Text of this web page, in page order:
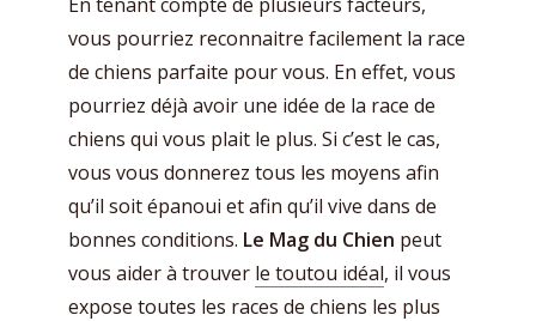
vous pourriez reconnaitre facilement la race
de chiens parfaite pour vous. En effet, vous
pourriez déjà avoir une idée de la race de
chiens qui vous plait le plus. Si c’est le cas,
vous vous donnerez tous les moyens afin
qu’il soit épanoui et afin qu’il vive dans de
bonnes conditions. Le Mag du Chien peut
vous aider à trouver le toutou idéal, il vous
expose toutes les races de chiens les plus